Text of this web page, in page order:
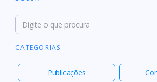
CATEGORIAS
Publicações